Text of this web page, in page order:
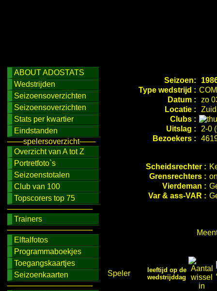
ABOUT ADOSTATS
Wedstrijden
Seizoensoverzichten
Seizoensoverzichten
Stats per kwartier
Eindstanden
───spelersoverzicht───
Overzicht van A tot Z
Portretfoto`s
Seizoenstotalen
Club van 100
Topscorers top 75
────────────────
Trainers
────────────────
Elftalfotos
Programmaboekjes
Toegangskaartjes
Seizoenkaarten
────────────────
Seizoen:
Type wedstrijd :
Datum :
zo
Locatie :
Clubs :
Uitslag :
2-0
Bezoekers :
Scheidsrechter :
Grensrechters :
Vierdeman :
Var & ass-VAR :
Speler
leeftijd op de
wedstrijddag